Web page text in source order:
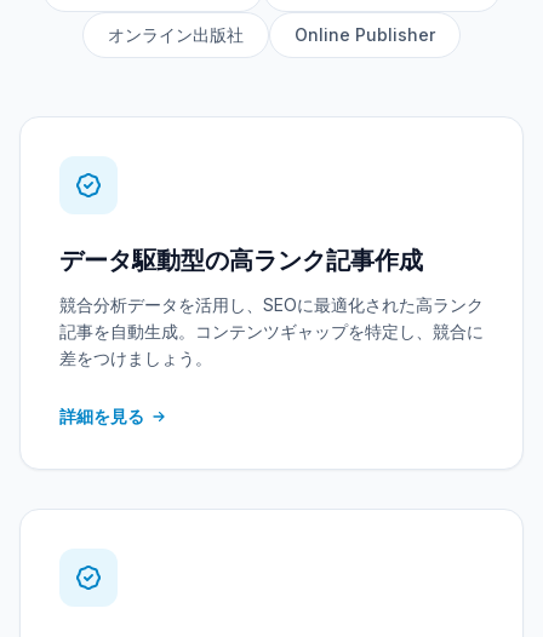
オンライン出版社 Online Publisher
データ駆動型の高ランク記事作成
競合分析データを活用し、SEOに最適化された高ランク
記事を自動生成。コンテンツギャップを特定し、競合に
差をつけましょう。
詳細を見る